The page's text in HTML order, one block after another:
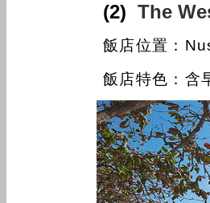
(2) The
飯店位置：
飯店特色：含